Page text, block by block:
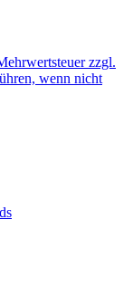
zzgl.
wenn nicht